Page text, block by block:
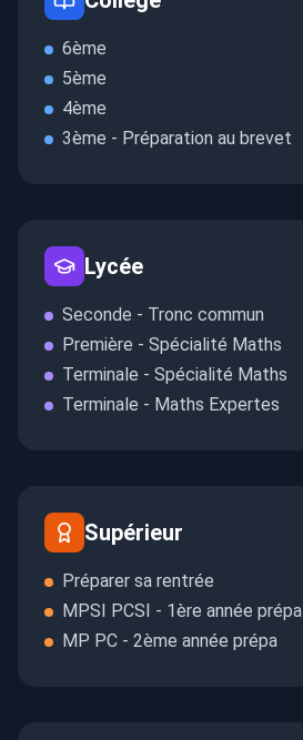
6ème
5ème
4ème
3ème - Préparation au brevet
Lycée
Seconde - Tronc commun
Première - Spécialité Maths
Terminale - Spécialité Maths
Terminale - Maths Expertes
Supérieur
Préparer sa rentrée
MPSI PCSI - 1ère année prépa
MP PC - 2ème année prépa